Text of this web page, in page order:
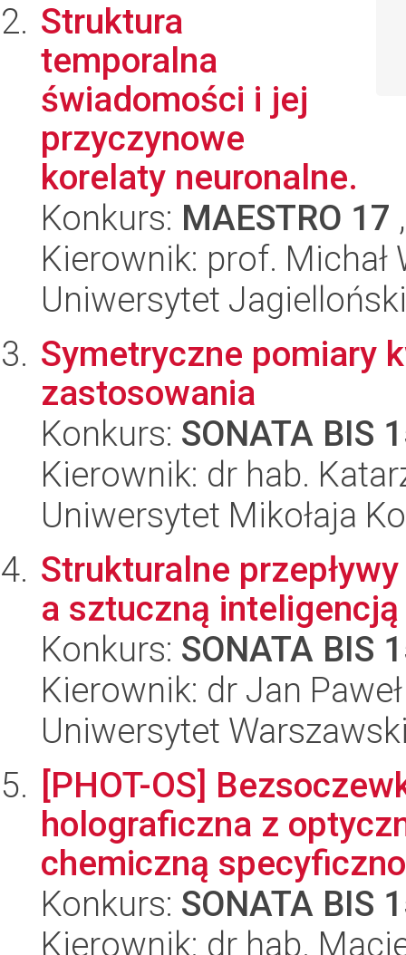
Struktura
temporalna
świadomości i jej
przyczynowe
korelaty neuronalne.
Konkurs: MAESTRO 17
Kierownik: prof. Michał
Uniwersytet Jagielloński
Symetryczne pomiary
zastosowania
Konkurs: SONATA BIS
Kierownik: dr hab.
Uniwersytet Mikołaja
Strukturalne
a sztuczną inteligencją
Konkurs: SONATA BIS
Kierownik: dr Jan
Uniwersytet
[PHOT-OS]
holograficzna z
chemiczną
Konkurs: SONATA BIS
Kierownik: dr hab.